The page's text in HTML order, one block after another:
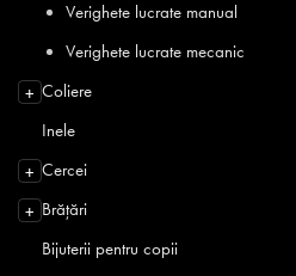
Verighete lucrate manual
Verighete lucrate mecanic
+ Coliere
Inele
+ Cercei
+ Brățări
Bijuterii pentru copii